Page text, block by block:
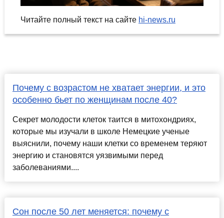
Читайте полный текст на сайте hi-news.ru
Почему с возрастом не хватает энергии, и это
особенно бьет по женщинам после 40?
Секрет молодости клеток таится в митохондриях,
которые мы изучали в школе Немецкие ученые
выяснили, почему наши клетки со временем теряют
энергию и становятся уязвимыми перед
заболеваниями....
Сон после 50 лет меняется: почему с